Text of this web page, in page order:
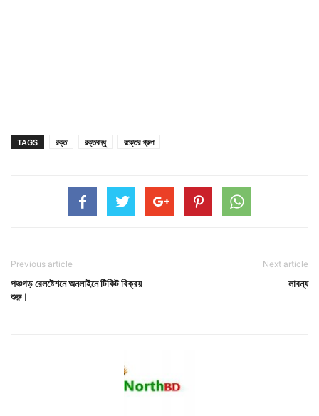
TAGS রক্ত রক্তবন্ধু রক্তের গ্রুপ
Previous article
পঞ্চগড় রেলষ্টেশনে অনলাইনে টিকিট বিক্রয়
শুরু।
Next article
লাবন্য